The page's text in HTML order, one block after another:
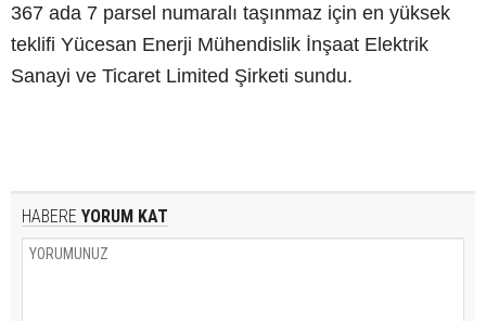
367 ada 7 parsel numaralı taşınmaz için en yüksek
teklifi Yücesan Enerji Mühendislik İnşaat Elektrik
Sanayi ve Ticaret Limited Şirketi sundu.
HABERE YORUM KAT